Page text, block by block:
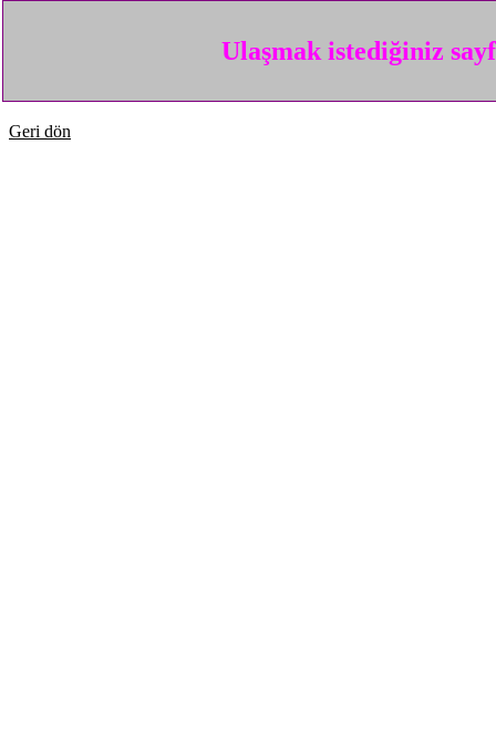
Ulaşmak istediğiniz
Geri dön